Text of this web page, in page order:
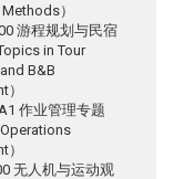
Methods）
游程规划与民宿
in Tour
B&B
作业管理专题
Operations
无人机与运动观